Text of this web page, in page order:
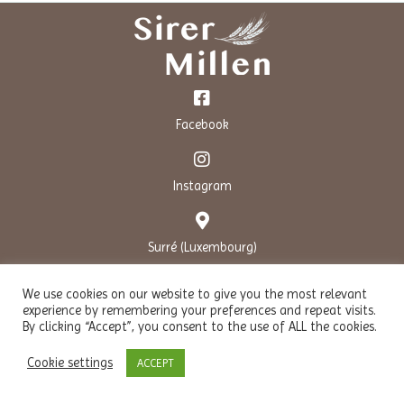
Facebook
Instagram
Surré (Luxembourg)
contact@millen.lu
We use cookies on our website to give you the most relevant
experience by remembering your preferences and repeat visits.
By clicking “Accept”, you consent to the use of ALL the cookies.
Cookie settings ACCEPT